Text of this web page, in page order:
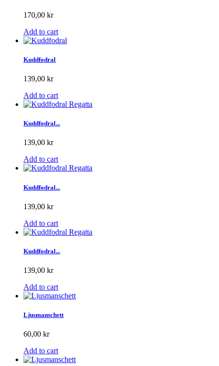
170,00 kr
Add to cart
Kuddfodral
139,00 kr
Add to cart
Kuddfodral...
139,00 kr
Add to cart
Kuddfodral...
139,00 kr
Add to cart
Kuddfodral...
139,00 kr
Add to cart
Ljusmanschett
60,00 kr
Add to cart